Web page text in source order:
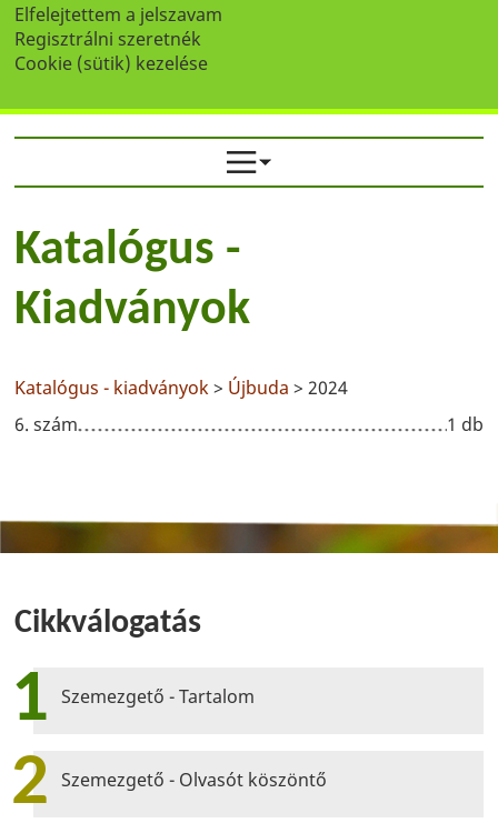
Elfelejtettem a jelszavam
Regisztrálni szeretnék
Cookie (sütik) kezelése
Katalógus -
Kiadványok
Katalógus - kiadványok> Újbuda > 2024
6. szám
1 db
Cikkválogatás
1 Szemezgető - Tartalom
2 Szemezgető - Olvasót köszöntő